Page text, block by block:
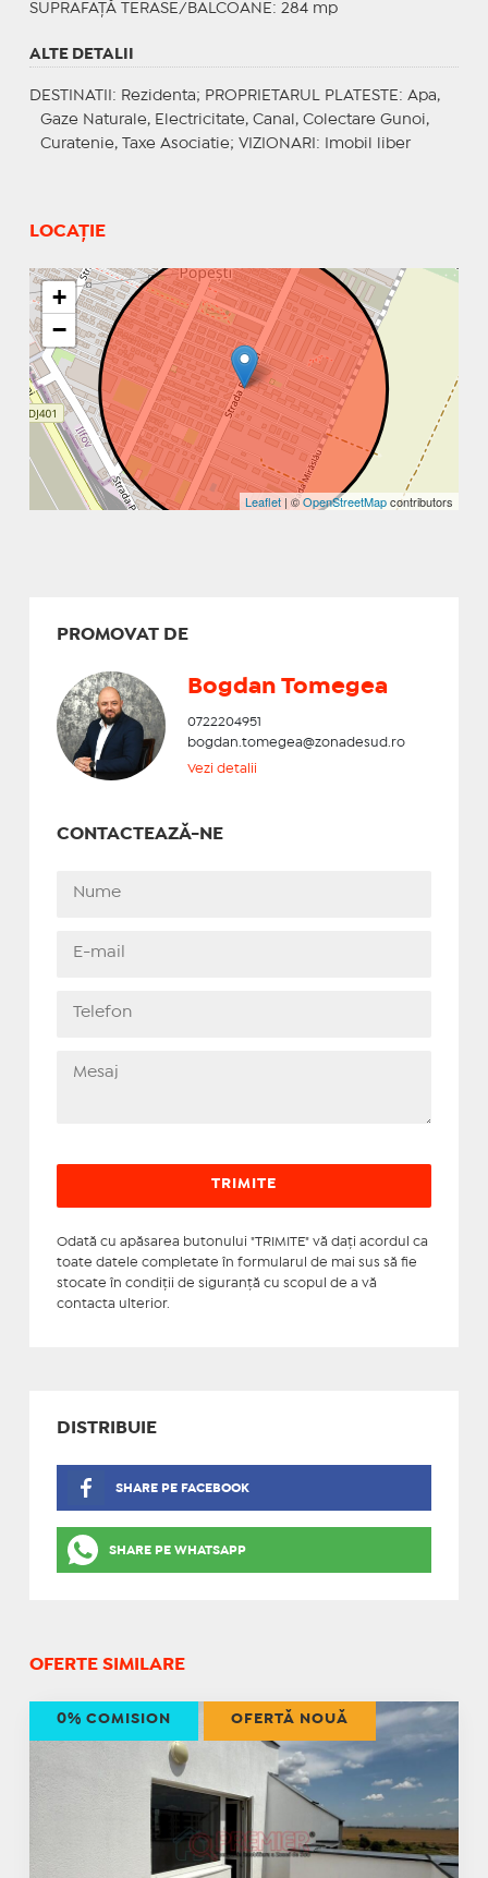
SUPRAFAȚĂ TERASE/BALCOANE: 284 mp
ALTE DETALII
DESTINATII : Rezidenta; PROPRIETARUL PLATESTE : Apa,
Gaze Naturale, Electricitate, Canal, Colectare Gunoi,
Curatenie, Taxe Asociatie; VIZIONARI : Imobil liber
LOCAȚIE
+
−
Leaflet | ©OpenStreetMapcontributors
PROMOVAT DE
Bogdan Tomegea
0722204951
bogdan.tomegea@zonadesud.ro
Vezi detalii
CONTACTEAZĂ-NE
Odată cu apăsarea butonului "TRIMITE" vă daţi acordul ca
toate datele completate în formularul de mai sus să fie
stocate în condiţii de siguranţă cu scopul de a vă
contacta ulterior.
DISTRIBUIE
SHARE PE FACEBOOK
SHARE PE WHATSAPP
OFERTE SIMILARE
0% COMISION OFERTĂ NOUĂ